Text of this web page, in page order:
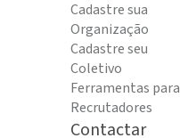
Cadastre sua
Organização
Cadastre seu
Coletivo
Ferramentas para
Recrutadores
Contactar